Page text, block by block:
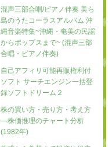
混声三部合唱/ピアノ伴奏 美ら
島のうたコーラスアルバム 沖
縄音楽特集~沖縄・奄美の民謡
からポップスまで~ (混声三部
合唱・ピアノ伴奏)
自己アフィリ可能再販権利付
ソフト サーチエンジン一括登
録ソフトドリーム２
株の買い方・売り方・考え方
―株価推理のチャート分析
(1982年)